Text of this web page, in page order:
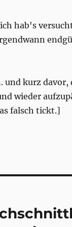
hab's
kurz davor,
wieder
falsch tickt.]